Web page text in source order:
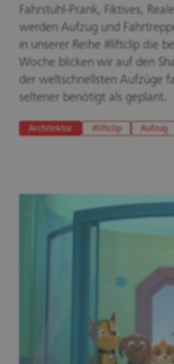
Fahrstuhl-Prank, Fiktives,
werden Aufzug und
in unserer Reihe #liftclip die
Woche blicken wir auf den
der weltschnellsten Aufzüge
seltener benötigt als geplant.
Architektur #liftclip Aufzug